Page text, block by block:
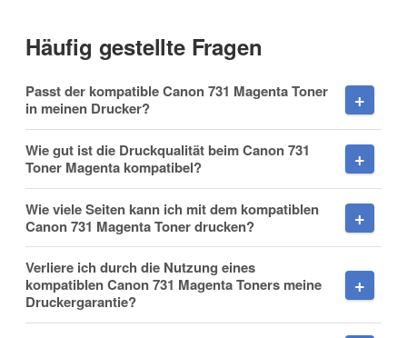
Frage zum Artikel
Ihre Frage
Häufig gestellte Fragen
Passt der kompatible Canon 731 Magenta Toner
in meinen Drucker?
Wie gut ist die Druckqualität beim Canon 731
Toner Magenta kompatibel?
Wie viele Seiten kann ich mit dem kompatiblen
Canon 731 Magenta Toner drucken?
Verliere ich durch die Nutzung eines
kompatiblen Canon 731 Magenta Toners meine
Druckergarantie?